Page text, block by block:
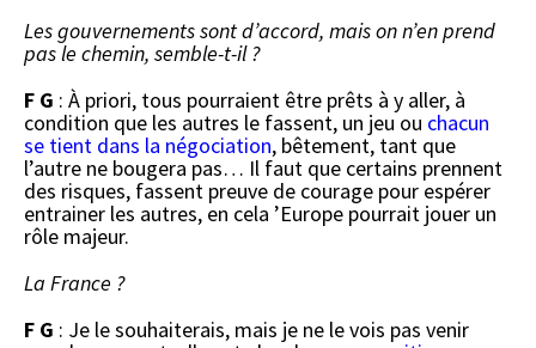
Les gouvernements sont d’accord, mais on n’en prend
pas le chemin, semble-t-il ?
F G : À priori, tous pourraient être prêts à y aller, à
condition que les autres le fassent, un jeu ou chacun
se tient dans la négociation, bêtement, tant que
l’autre ne bougera pas… Il faut que certains prennent
des risques, fassent preuve de courage pour espérer
entrainer les autres, en cela ’Europe pourrait jouer un
rôle majeur.
La France ?
F G : Je le souhaiterais, mais je ne le vois pas venir